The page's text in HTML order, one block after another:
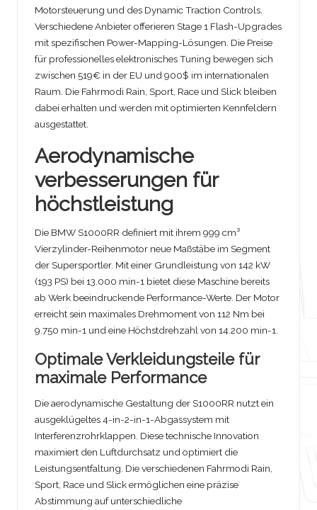
Motorsteuerung und des Dynamic Traction Controls.
Verschiedene Anbieter offerieren Stage 1 Flash-Upgrades
mit spezifischen Power-Mapping-Lösungen. Die Preise
für professionelles elektronisches Tuning bewegen sich
zwischen 519€ in der EU und 900$ im internationalen
Raum. Die Fahrmodi Rain, Sport, Race und Slick bleiben
dabei erhalten und werden mit optimierten Kennfeldern
ausgestattet.
Aerodynamische
verbesserungen für
höchstleistung
Die BMW S1000RR definiert mit ihrem 999 cm³
Vierzylinder-Reihenmotor neue Maßstäbe im Segment
der Supersportler. Mit einer Grundleistung von 142 kW
(193 PS) bei 13.000 min-1 bietet diese Maschine bereits
ab Werk beeindruckende Performance-Werte. Der Motor
erreicht sein maximales Drehmoment von 112 Nm bei
9.750 min-1 und eine Höchstdrehzahl von 14.200 min-1.
Optimale Verkleidungsteile für
maximale Performance
Die aerodynamische Gestaltung der S1000RR nutzt ein
ausgeklügeltes 4-in-2-in-1-Abgassystem mit
Interferenzrohrklappen. Diese technische Innovation
maximiert den Luftdurchsatz und optimiert die
Leistungsentfaltung. Die verschiedenen Fahrmodi Rain,
Sport, Race und Slick ermöglichen eine präzise
Abstimmung auf unterschiedliche